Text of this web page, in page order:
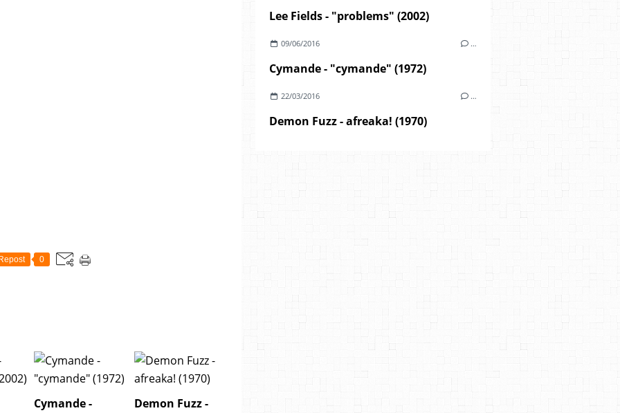
0
Cymande -
Demon Fuzz -
Lee Fields - "problems" (2002)
09/06/2016 …
Cymande - "cymande" (1972)
22/03/2016 …
Demon Fuzz - afreaka! (1970)